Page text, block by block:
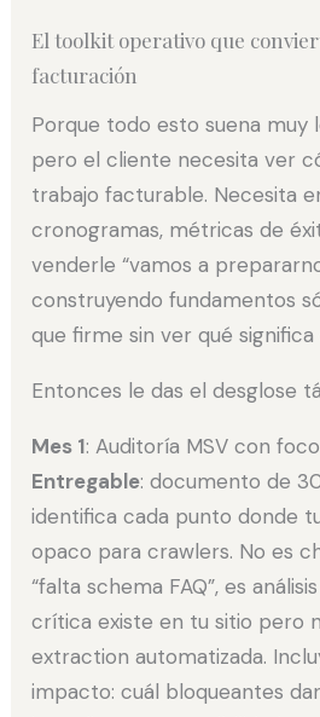
El toolkit operativo que
facturación
Porque todo esto suena muy
pero el cliente necesita ver
trabajo facturable. Necesita
cronogramas, métricas de
venderle “vamos a
construyendo fundamentos
que firme sin ver qué
Entonces le das el desglose
Mes 1: Auditoría MSV con
Entregable: documento de
identifica cada punto donde
opaco para crawlers. No es
“falta schema FAQ”, es
crítica existe en tu sitio pero
extraction automatizada.
impacto: cuál bloqueantes